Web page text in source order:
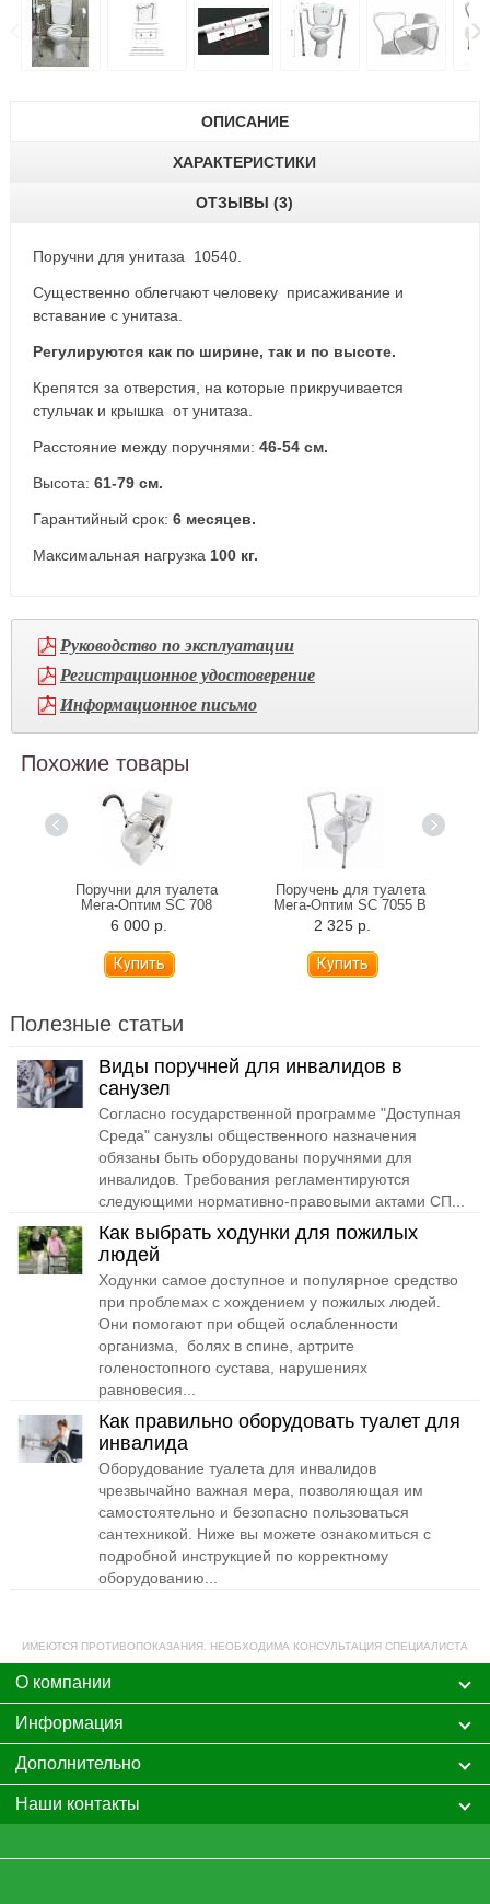
ОПИСАНИЕ
ХАРАКТЕРИСТИКИ
ОТЗЫВЫ (3)
Поручни для унитаза 10540.
Существенно облегчают человеку присаживание и
вставание с унитаза.
Регулируются как по ширине, так и по высоте.
Крепятся за отверстия, на которые прикручивается
стульчак и крышка от унитаза.
Расстояние между поручнями: 46-54 см.
Высота: 61-79 см.
Гарантийный срок: 6 месяцев.
Максимальная нагрузка 100 кг.
Руководство по эксплуатации
Регистрационное удостоверение
Информационное письмо
Похожие товары
Поручни для туалета
Мега-Оптим SC 708
6 000 р.
Поручень для туалета
Мега-Оптим SC 7055 B
2 325 р.
Полезные статьи
Виды поручней для инвалидов в
санузел
Согласно государственной программе "Доступная
Среда" санузлы общественного назначения
обязаны быть оборудованы поручнями для
инвалидов. Требования регламентируются
следующими нормативно-правовыми актами СП...
Как выбрать ходунки для пожилых
людей
Ходунки самое доступное и популярное средство
при проблемах с хождением у пожилых людей.
Они помогают при общей ослабленности
организма, болях в спине, артрите
голеностопного сустава, нарушениях
равновесия...
Как правильно оборудовать туалет для
инвалида
Оборудование туалета для инвалидов
чрезвычайно важная мера, позволяющая им
самостоятельно и безопасно пользоваться
сантехникой. Ниже вы можете ознакомиться с
подробной инструкцией по корректному
оборудованию...
ИМЕЮТСЯ ПРОТИВОПОКАЗАНИЯ. НЕОБХОДИМА КОНСУЛЬТАЦИЯ СПЕЦИАЛИСТА
О компании
Информация
Дополнительно
Наши контакты